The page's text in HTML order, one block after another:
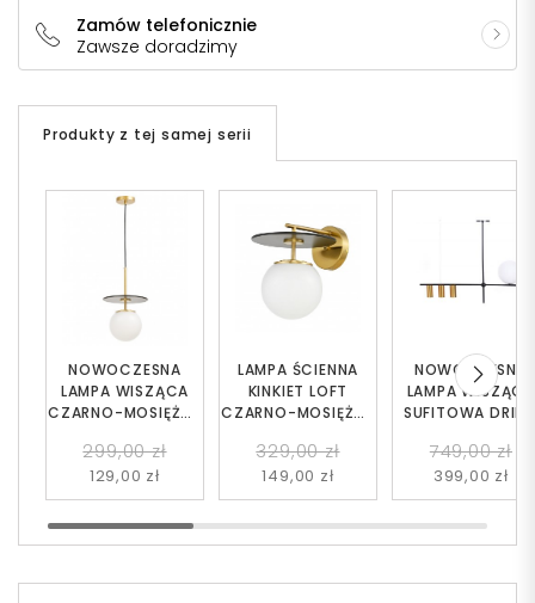
Zamów telefonicznie
Zawsze doradzimy
Produkty z tej samej serii
NOWOCZESNA
LAMPA WISZĄCA
CZARNO-MOSIĘŻNA
299,00 zł
129,00 zł
LAMPA ŚCIENNA
KINKIET LOFT
CZARNO-MOSIĘŻNA
329,00 zł
149,00 zł
NOWOCZESNA
LAMPA WISZĄCA
SUFITOWA
749,00 zł
399,00 zł